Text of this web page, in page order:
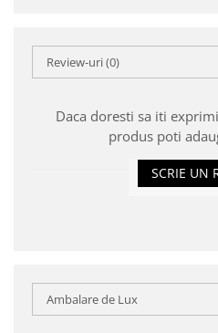
Review-uri(0)
Daca doresti sa iti
produs poti
SCRIE UN
Ambalare de Lux